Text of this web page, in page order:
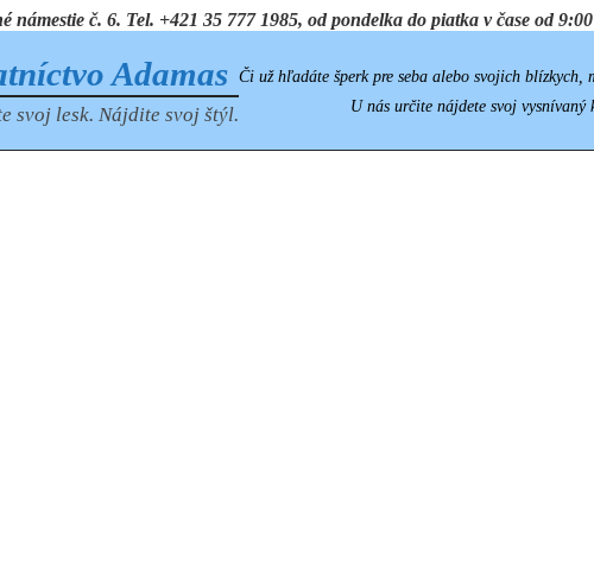
č. 6. Tel. +421 35 777 1985, od pondelka do piatka v čase od
Adamas
svoj lesk. Nájdite svoj štýl.
Či už hľadáte šperk pre seba alebo svojich blízkych,
U nás určite nájdete svoj vysnívaný